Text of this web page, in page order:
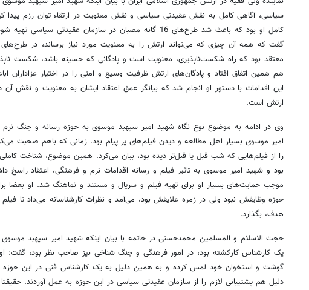
سیاسی، آگاهی کامل به نقش عقیدتی سیاسی و نقش معنویت در ارتقاء توان رزم پیدا
کامل او بود که باعث شد طرح‌های 16 گانه مصبان در سازمان عقیدتی
گفت که همه آن چیزی که می‌تواند ارتش را به معنویت مورد نیاز برساند، در
معتقد بود که راه شکست‌ناپذیری، معنویت است و پادگانی که حسینه باشد، شکست
هم همین اتفاق افتاد و پادگان‌های ارتش ظرفیت وسیع و امنی را در اختیار عزاداران
این اقدامات با دستور او انجام شد که بیانگر عمق اعتقاد ایشان به معنویت و نقش آن
ارتش است.
وی در ادامه به موضوع نوع نگاه شهید امیر سپهبد موسوی به حوزه رسانه و جنگ
امیر موسوی بسیار اهل مطالعه و دیدن فیلم‌های پر پیام بود. زمانی که باهم صحبت
را از فیلم‌هایی که شب قبل یا قبل‌تر دیده بود، بیان می‌کرد. همین موضوع، شناخت
بود و شهید امیر موسوی به تاثیر فیلم و رسانه اقدامات نرم و فرهنگی، اعتقاد
موجب حمایت‌های بسیار او برای تهیه فیلم و سریال و مستند و نماهنگ شد. او بعضا
حوزه وظایفش نبود ولی در زمره علایقش بود، می‌آمد و نظرات کارشناسانه می‌داد تا فیلم
هدف، بگذارد.
حجت الاسلام و المسلمین محمدحسنی در خاتمه با بیان اینکه شهید امیر سپهبد
یک کارشناس کارکشته بود، در امور فرهنگی و جنگ شناخی نیز صاحب نظر بود، گفت:
گوشت و استخوان خود لمس کرده و به همین دلیل به یک کارشناس فنی در این حوزه
دلیل هم پشتیبانی لازم را از سازمان عقیدتی سیاسی در این حوزه به عمل آوردند.